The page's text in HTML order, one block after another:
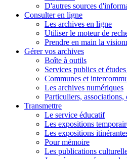
D'autres sources
Consulter en ligne
Les archives en ligne
Utiliser le moteur de
Prendre en main la
Gérer vos archives
Boîte à outils
Services publics et
Communes et
Les archives numériques
Particuliers, associations,
Transmettre
Le service éducatif
Les expositions
Les expositions
Pour mémoire
Les publications